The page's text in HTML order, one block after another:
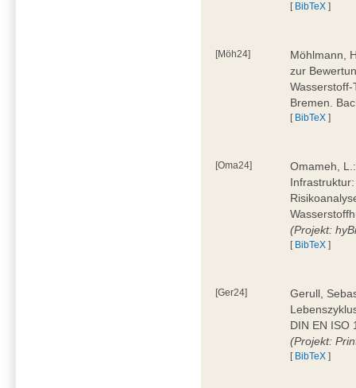
[ BibTeX ]
[Möh24]
Möhlmann,
zur
Bremen.
[ BibTeX ]
[Oma24]
Omameh,
(Projekt:
[ BibTeX ]
[Ger24]
Gerull,
DIN EN ISO
(Projekt:
[ BibTeX ]